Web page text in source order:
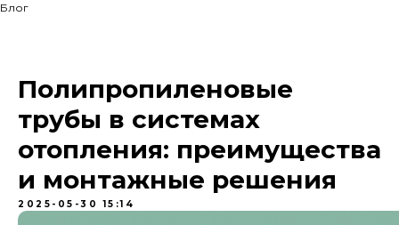
Блог
Полипропиленовые
трубы в системах
отопления: преимущества
и монтажные решения
2025-05-30 15:14